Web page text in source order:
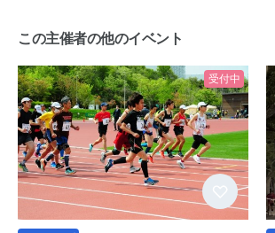
この主催者の他のイベント
受付中